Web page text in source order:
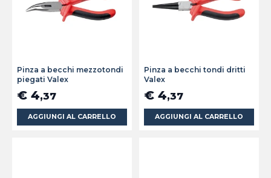
Pinza a becchi mezzotondi
piegati Valex
€ 4,37
AGGIUNGI AL CARRELLO
Pinza a becchi tondi dritti
Valex
€ 4,37
AGGIUNGI AL CARRELLO